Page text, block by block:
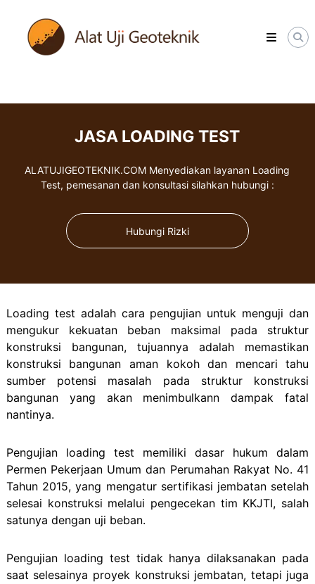
content
ALATUJIGEOTEKNIK.COM
DISTRIBUTOR
INSTRUMENT
JASA LOADING TEST
ALATUJIGEOTEKNIK.COM Menyediakan layanan Loading
Test, pemesanan dan konsultasi silahkan hubungi :
Hubungi Rizki
Loading test adalah cara pengujian untuk menguji dan
mengukur kekuatan beban maksimal pada struktur
konstruksi bangunan, tujuannya adalah memastikan
konstruksi bangunan aman kokoh dan mencari tahu
sumber potensi masalah pada struktur konstruksi
bangunan yang akan menimbulkann dampak fatal
nantinya.
Pengujian loading test memiliki dasar hukum dalam
Permen Pekerjaan Umum dan Perumahan Rakyat No. 41
Tahun 2015, yang mengatur sertifikasi jembatan setelah
selesai konstruksi melalui pengecekan tim KKJTI, salah
satunya dengan uji beban.
Pengujian loading test tidak hanya dilaksanakan pada
saat selesainya proyek konstruksi jembatan, tetapi juga